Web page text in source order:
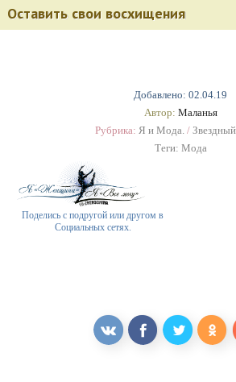
Добавлено: 02.04.19
Автор: Маланья
Рубрика: Я и Мода. /
Теги: Мода
Поделись с подругой или другом в
Социальных сетях.
Оставить свои восхищения